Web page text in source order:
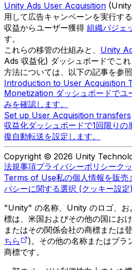
Unity Ads User Acquisition
用して広告キャンペーンを実行す
収益からユーザー獲得 組織バジェ
す。
これらの移管の仕組みと、 Unity
Ads 収益化) ダッシュボードでこ
方法については、以下の記事を参照
Introduction to User Acquisition
Monetization ダッシュボードでユ
みを確認します。
Set up User Acquisition transfers
収益化ダッシュボードで1回限りの
復自動転送を設定します。
Copyright © 2026 Unity
法規事項プライバシーポリシーク
Terms of Use私の個人情報を販売
バシーに関する選択 (クッキー設定)
"Unity" の名称、Unity のロゴ、
標は、米国およびその他の国にお
またはその関係会社の商標または
ちら
)。その他の名称またはブラ
商標です。